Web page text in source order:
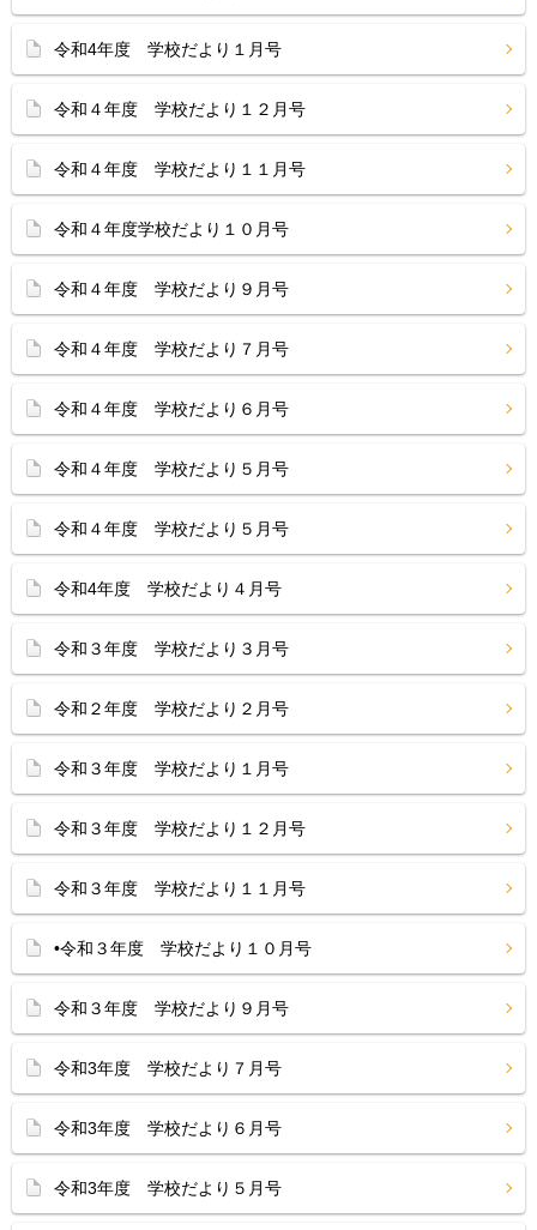
令和4年度 学校だより１月号
令和４年度 学校だより１２月号
令和４年度 学校だより１１月号
令和４年度学校だより１０月号
令和４年度 学校だより９月号
令和４年度 学校だより７月号
令和４年度 学校だより６月号
令和４年度 学校だより５月号
令和４年度 学校だより５月号
令和4年度 学校だより４月号
令和３年度 学校だより３月号
令和２年度 学校だより２月号
令和３年度 学校だより１月号
令和３年度 学校だより１２月号
令和３年度 学校だより１１月号
•令和３年度 学校だより１０月号
令和３年度 学校だより９月号
令和3年度 学校だより７月号
令和3年度 学校だより６月号
令和3年度 学校だより５月号